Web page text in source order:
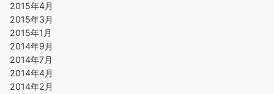
2015年4月
2015年3月
2015年1月
2014年9月
2014年7月
2014年4月
2014年2月